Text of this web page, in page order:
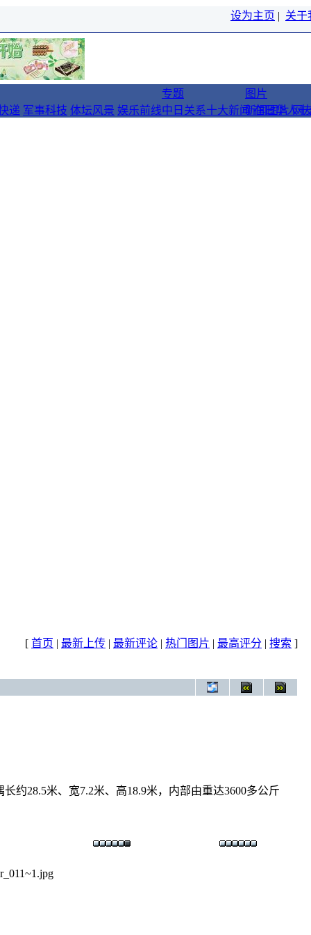
设为主页 | 关于
递 军事科技 体坛风景 娱乐前线
专题
中日关系十大新闻 在日华人
图片
新闻图片 网
[ 首页 | 最新上传 | 最新评论 | 热门图片 | 最高评分 | 搜索 ]
约28.5米、宽7.2米、高18.9米，内部由重达3600多公斤